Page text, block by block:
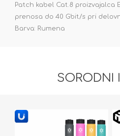
Patch kabel Cat.8 proizvajalca
prenosa do 40 Gbit/s pri
Barva: Rumena
SORODNI